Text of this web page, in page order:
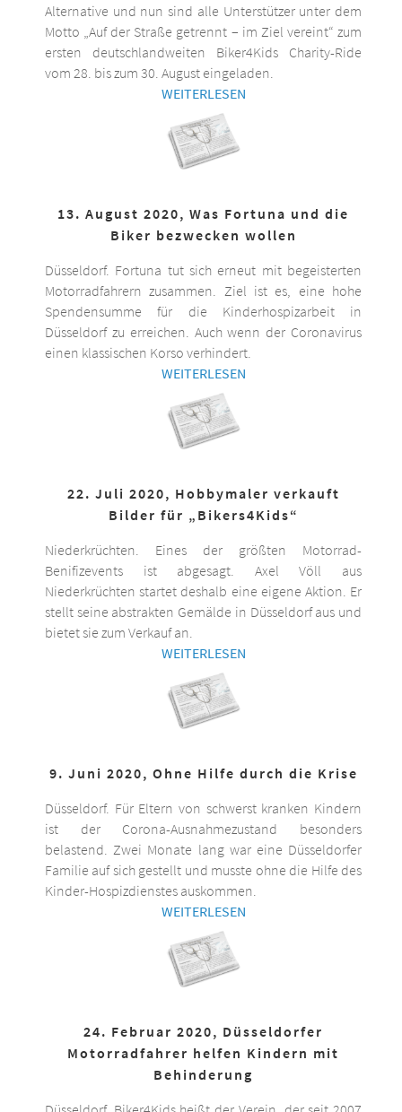
Alternative und nun sind alle Unterstützer unter dem
Motto „Auf der Straße getrennt – im Ziel vereint“ zum
ersten deutschlandweiten Biker4Kids Charity-Ride
vom 28. bis zum 30. August eingeladen.
WEITERLESEN
13. August 2020, Was Fortuna und die
Biker bezwecken wollen
Düsseldorf. Fortuna tut sich erneut mit begeisterten
Motorradfahrern zusammen. Ziel ist es, eine hohe
Spendensumme für die Kinderhospizarbeit in
Düsseldorf zu erreichen. Auch wenn der Coronavirus
einen klassischen Korso verhindert.
WEITERLESEN
22. Juli 2020, Hobbymaler verkauft
Bilder für „Bikers4Kids“
Niederkrüchten. Eines der größten Motorrad-
Benifizevents ist abgesagt. Axel Völl aus
Niederkrüchten startet deshalb eine eigene Aktion. Er
stellt seine abstrakten Gemälde in Düsseldorf aus und
bietet sie zum Verkauf an.
WEITERLESEN
9. Juni 2020, Ohne Hilfe durch die Krise
Düsseldorf. Für Eltern von schwerst kranken Kindern
ist der Corona-Ausnahmezustand besonders
belastend. Zwei Monate lang war eine Düsseldorfer
Familie auf sich gestellt und musste ohne die Hilfe des
Kinder-Hospizdienstes auskommen.
WEITERLESEN
24. Februar 2020, Düsseldorfer
Motorradfahrer helfen Kindern mit
Behinderung